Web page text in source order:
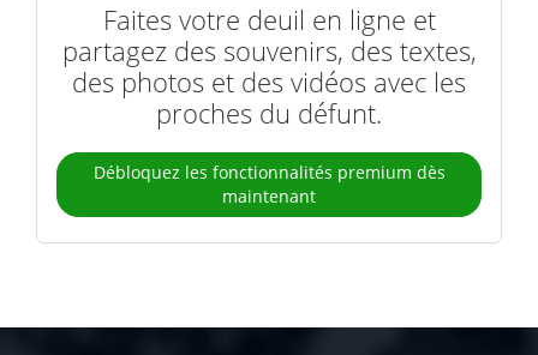
Faites votre deuil en ligne et
partagez des souvenirs, des textes,
des photos et des vidéos avec les
proches du défunt.
Débloquez les fonctionnalités premium dès
maintenant